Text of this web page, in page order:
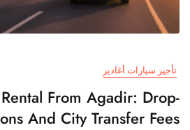
تأجير سيارات أغادير
From Agadir: Drop-
And City Transfer Fees